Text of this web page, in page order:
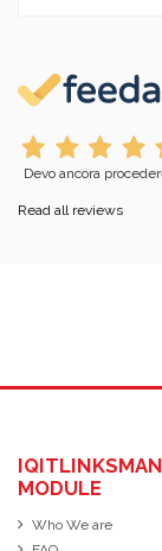
Devo ancora
Read all reviews
MODULE
Who We are